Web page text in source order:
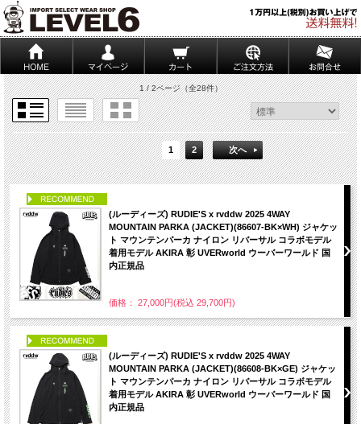
1 / 2ページ（全28件）
1 2 次へ
(ルーディーズ) RUDIE'S x rvddw 2025 4WAY
MOUNTAIN PARKA (JACKET)(86607-BK×WH) ジャケッ
ト マウンテンパーカ ナイロン リバーサル コラボモデル
着用モデル AKIRA 彰 UVERworld ウーバーワールド 国
内正規品
価格： 27,000円(税込 29,700円)
(ルーディーズ) RUDIE'S x rvddw 2025 4WAY
MOUNTAIN PARKA (JACKET)(86608-BK×GE) ジャケッ
ト マウンテンパーカ ナイロン リバーサル コラボモデル
着用モデル AKIRA 彰 UVERworld ウーバーワールド 国
内正規品